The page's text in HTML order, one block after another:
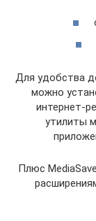
Для удобства
можно
интернет-
утилиты
Плюс